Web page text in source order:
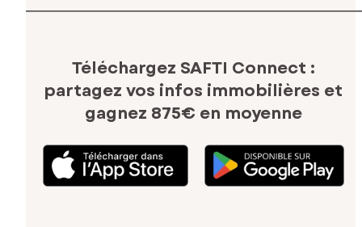
Téléchargez SAFTI Connect :
partagez vos infos immobilières et
gagnez 875€ en moyenne